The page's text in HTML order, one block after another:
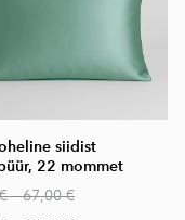
siidist
22 mommet
–67,00 €